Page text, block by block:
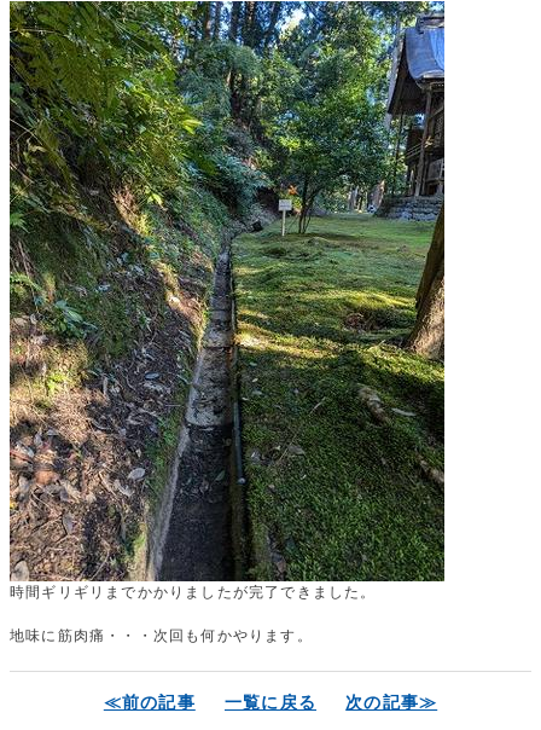
時間ギリギリまでかかりましたが完了できました。
地味に筋肉痛・・・次回も何かやります。
≪前の記事 一覧に戻る 次の記事≫